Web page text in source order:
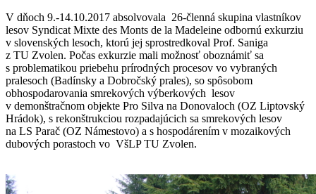
V dňoch 9.-14.10.2017 absolvovala 26-členná skupina vlastníkov
lesov Syndicat Mixte des Monts de la Madeleine odbornú exkurziu
v slovenských lesoch, ktorú jej sprostredkoval Prof. Saniga
z TU Zvolen. Počas exkurzie mali možnosť oboznámiť sa
s problematikou priebehu prírodných procesov vo vybraných
pralesoch (Badínsky a Dobročský prales), so spôsobom
obhospodarovania smrekových výberkových lesov
v demonštračnom objekte Pro Silva na Donovaloch (OZ Liptovský
Hrádok), s rekonštrukciou rozpadajúcich sa smrekových lesov
na LS Parač (OZ Námestovo) a s hospodárením v mozaikových
dubových porastoch vo VšLP TU Zvolen.